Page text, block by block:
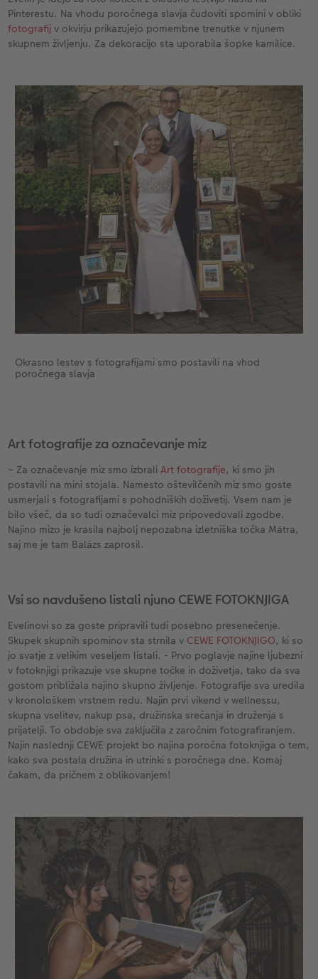
Pinterestu. Na vhodu poročnega slavja čudoviti spomini v obliki
fotografij v okvirju prikazujejo pomembne trenutke v njunem
skupnem življenju. Za dekoracijo sta uporabila šopke kamilice.
Okrasno lestev s fotografijami smo postavili na vhod
poročnega slavja
Art fotografije za označevanje miz
– Za označevanje miz smo izbraliArt fotografije, ki smo jih
postavili na mini stojala. Namesto oštevilčenih miz smo goste
usmerjali s fotografijami s pohodniških doživetij. Vsem nam je
bilo všeč, da so tudi označevalci miz pripovedovali zgodbe.
Najino mizo je krasila najbolj nepozabna izletniška točka Mátra,
saj me je tam Balázs zaprosil.
Vsi so navdušeno listali njuno CEWE FOTOKNJIGA
Evelinovi so za goste pripravili tudi posebno presenečenje.
Skupek skupnih spominov sta strnila v CEWE FOTOKNJIGO, ki so
jo svatje z velikim veseljem listali. - Prvo poglavje najine ljubezni
v fotoknjigi prikazuje vse skupne točke in doživetja, tako da sva
gostom približala najino skupno življenje. Fotografije sva uredila
v kronološkem vrstnem redu. Najin prvi vikend v wellnessu,
skupna vselitev, nakup psa, družinska srečanja in druženja s
prijatelji. To obdobje sva zaključila z zaročnim fotografiranjem.
Najin naslednji CEWE projekt bo najina poročna fotoknjiga o tem,
kako sva postala družina in utrinki s poročnega dne. Komaj
čakam, da pričnem z oblikovanjem!